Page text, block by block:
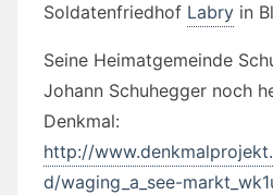
Soldatenfriedhof Labry in
Seine Heimatgemeinde
Johann Schuhegger noch
Denkmal:
http://
d/waging_a_see-